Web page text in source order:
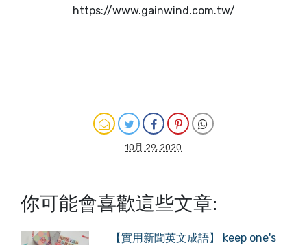
https://www.gainwind.com.tw/
10月 29, 2020
你可能會喜歡這些文章:
【實用新聞英文成語】 keep one's